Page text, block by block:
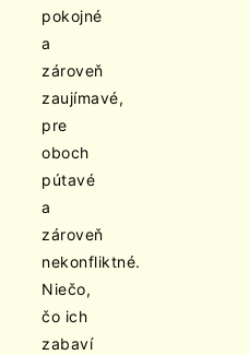
pokojné
a
zároveň
zaujímavé,
pre
oboch
pútavé
a
zároveň
nekonfliktné.
Niečo,
čo ich
zabaví